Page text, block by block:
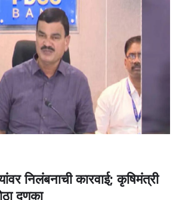
निलंबनाची कारवाई; कृषिमंत्री
दणका